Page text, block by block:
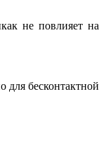
не повлияет на
для бесконтактной